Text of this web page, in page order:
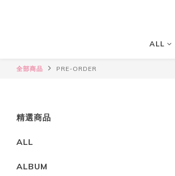
ALL
全部商品 PRE-ORDER
精選商品
ALL
ALBUM